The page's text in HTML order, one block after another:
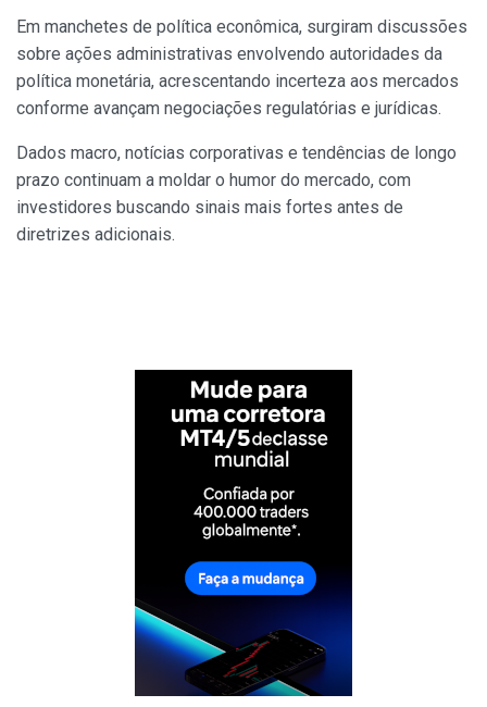
Em manchetes de política econômica, surgiram discussões
sobre ações administrativas envolvendo autoridades da
política monetária, acrescentando incerteza aos mercados
conforme avançam negociações regulatórias e jurídicas.
Dados macro, notícias corporativas e tendências de longo
prazo continuam a moldar o humor do mercado, com
investidores buscando sinais mais fortes antes de
diretrizes adicionais.